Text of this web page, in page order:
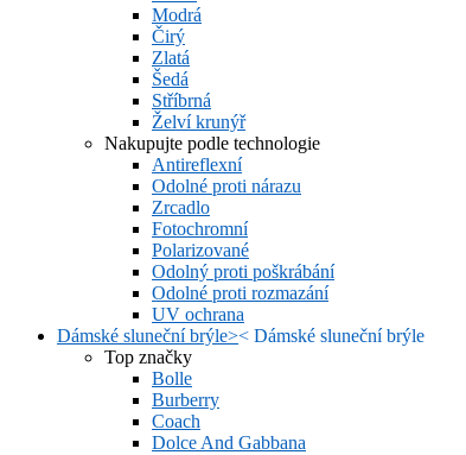
Modrá
Čirý
Zlatá
Šedá
Stříbrná
Želví krunýř
Nakupujte podle technologie
Antireflexní
Odolné proti nárazu
Zrcadlo
Fotochromní
Polarizované
Odolný proti poškrábání
Odolné proti rozmazání
UV ochrana
Dámské sluneční brýle>< Dámské sluneční brýle
Top značky
Bolle
Burberry
Coach
Dolce And Gabbana